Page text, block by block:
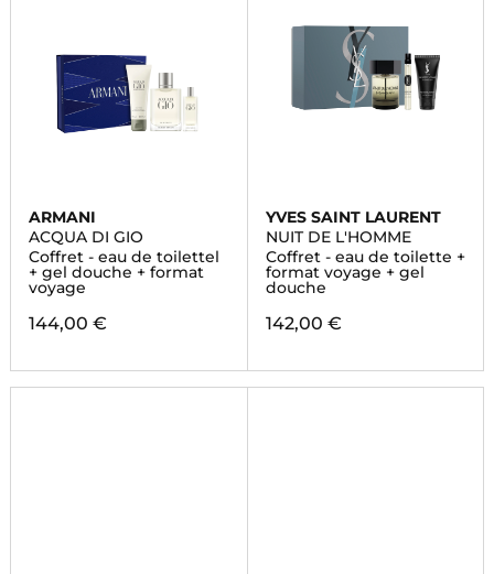
ARMANI
ACQUA DI GIO
Coffret - eau de toilettel
+ gel douche + format
voyage
144,00 €
YVES SAINT LAURENT
NUIT DE L'HOMME
Coffret - eau de toilette +
format voyage + gel
douche
142,00 €